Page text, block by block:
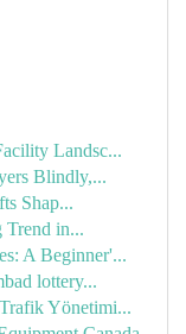
Landsc...
Blindly,...
Shap...
Trend in...
A Beginner'...
lottery...
Yönetimi...